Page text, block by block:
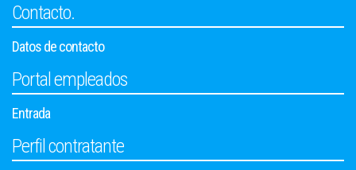
Contacto.
Datos de contacto
Portal empleados
Entrada
Perfil contratante